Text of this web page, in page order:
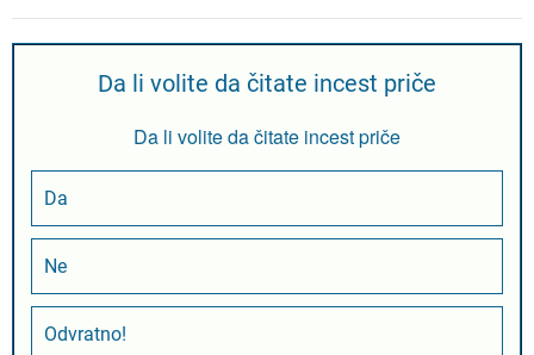
Da li volite da čitate incest priče
Da li volite da čitate incest priče
Da
Ne
Odvratno!